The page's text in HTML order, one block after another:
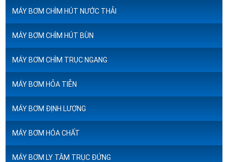
MÁY BƠM CHÌM HÚT NƯỚC THẢI
MÁY BƠM CHÌM HÚT BÙN
MÁY BƠM CHÌM TRỤC NGANG
MÁY BƠM HỎA TIỄN
MÁY BƠM ĐỊNH LƯỢNG
MÁY BƠM HÓA CHẤT
MÁY BƠM LY TÂM TRỤC ĐỨNG